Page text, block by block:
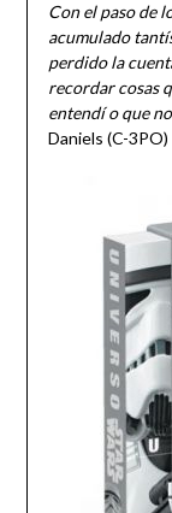
Con el paso de
acumulado
perdido la
recordar cosas
entendí o que
Daniels (C-3PO)